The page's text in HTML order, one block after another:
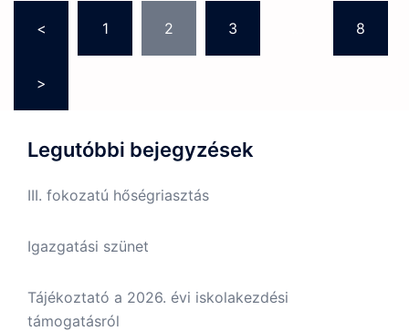
lapozása
< 1 2 3 8
>
Legutóbbi bejegyzések
III. fokozatú hőségriasztás
Igazgatási szünet
Tájékoztató a 2026. évi iskolakezdési
támogatásról